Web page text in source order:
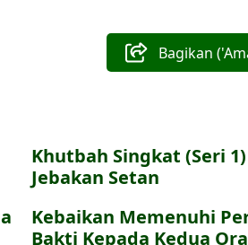
Bagikan
Khutbah Singkat (Seri
Jebakan Setan
Kebaikan Memenuhi
Bakti Kepada Kedua